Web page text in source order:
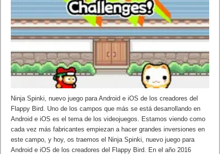
Ninja Spinki, nuevo juego para Android e iOS de los creadores del
Flappy Bird. Uno de los campos que más se está desarrollando en
Android e iOS es el tema de los videojuegos. Estamos viendo como
cada vez más fabricantes empiezan a hacer grandes inversiones en
este campo, y hoy, os traemos el Ninja Spinki, nuevo juego para
Android e iOS de los creadores del Flappy Bird. En el año 2016